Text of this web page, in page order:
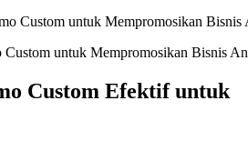
Custom untuk Mempromosikan Bisnis
Custom Efektif untuk